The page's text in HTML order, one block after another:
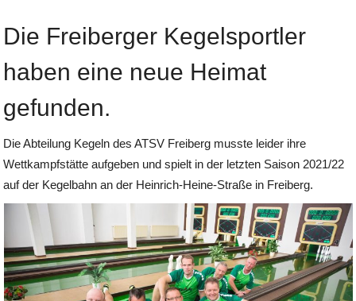
Die Freiberger Kegelsportler
haben eine neue Heimat
gefunden.
Die Abteilung Kegeln des ATSV Freiberg musste leider ihre
Wettkampfstätte aufgeben und spielt in der letzten Saison 2021/22
auf der Kegelbahn an der Heinrich-Heine-Straße in Freiberg.